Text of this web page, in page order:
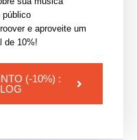
, uma agência
com seu público, da
Nós separamos o
sobre a nossa
público
e aproveite um
de 10%!
(-10%) :